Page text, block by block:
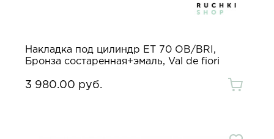
Накладка под цилиндр ET 70 OB/BRI,
Бронза состаренная+эмаль, Val de fiori
3 980.00 руб.